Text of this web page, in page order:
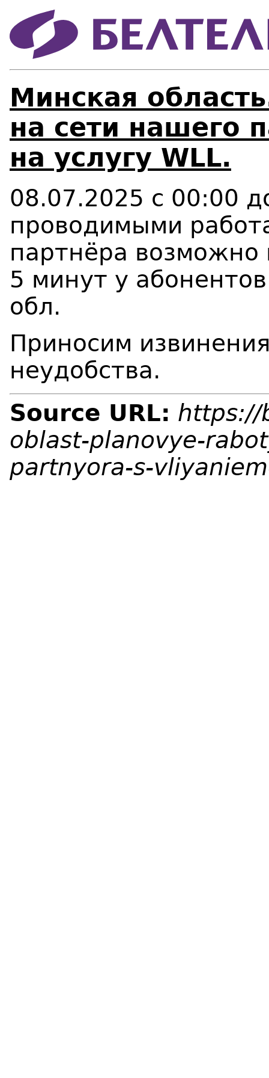
Минская
на сети нашего
на услугу WLL.
08.07.2025 с 00:00
проводимыми
партнёра возможно
5 минут у
обл.
Приносим
неудобства.
Source URL: https://
oblast-planovye-
partnyora-s-